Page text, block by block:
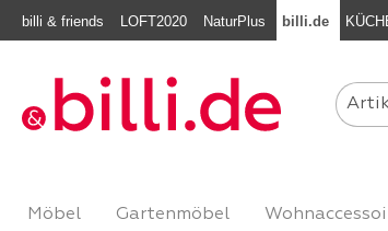
Hauptinhalt springen
Zur Suche springen
Zur Hauptnavigation springen
billi & friends LOFT2020 NaturPlus billi.de
Möbel Gartenmöbel